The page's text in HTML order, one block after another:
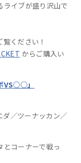
ライブが盛り沢山で
覧ください！
からご購入い
VS○○」
ダ／ツーナッカン／
コーナーで戦っ